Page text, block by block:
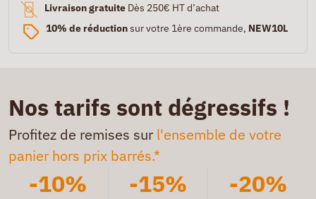
Livraison gratuite Dès 250€ HT d’achat
10% de réductionsur votre 1ère commande, NEW10L
Nos tarifs sont dégressifs !
Profitez de remises sur l'ensemble de votre
panier hors prix barrés.*
-10% -15% -20%